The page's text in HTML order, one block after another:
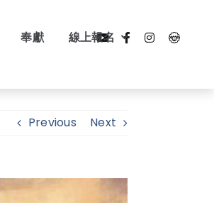
奉獻 線上報名
Previous Next